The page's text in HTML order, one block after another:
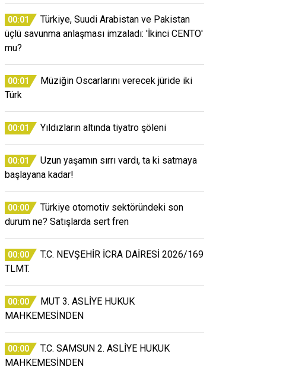
00:01
Türkiye, Suudi Arabistan ve Pakistan
üçlü savunma anlaşması imzaladı: 'İkinci CENTO'
mu?
00:01
Müziğin Oscarlarını verecek jüride iki
Türk
00:01 Yıldızların altında tiyatro şöleni
00:01
Uzun yaşamın sırrı vardı, ta ki satmaya
başlayana kadar!
00:00
Türkiye otomotiv sektöründeki son
durum ne? Satışlarda sert fren
00:00
T.C. NEVŞEHİR İCRA DAİRESİ 2026/169
TLMT.
00:00
MUT 3. ASLİYE HUKUK
MAHKEMESİNDEN
00:00
T.C. SAMSUN 2. ASLİYE HUKUK
MAHKEMESİNDEN